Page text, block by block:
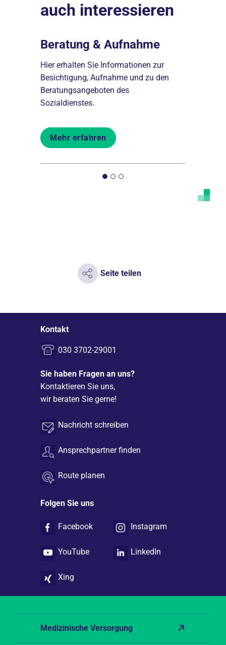
auch interessieren
Beratung & Aufnahme
Hier erhalten Sie Informationen zur
Besichtigung, Aufnahme und zu den
Beratungsangeboten des
Sozialdienstes.
Mehr erfahren
Seite teilen
Kontakt
030 3702-29001
Sie haben Fragen an uns?
Kontaktieren Sie uns,
wir beraten Sie gerne!
Nachricht schreiben
Ansprechpartner finden
Route planen
Folgen Sie uns
Facebook Instagram
YouTube LinkedIn
Xing
Medizinische Versorgung